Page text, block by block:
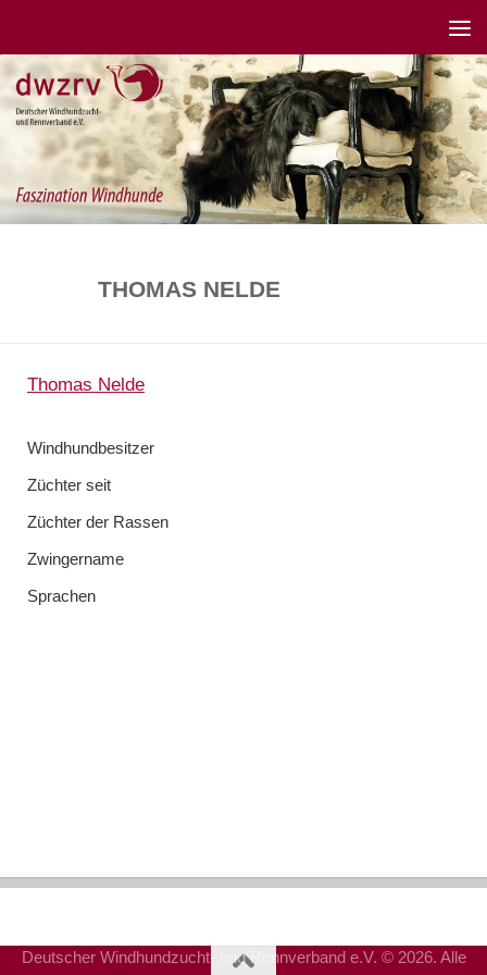
THOMAS NELDE
Thomas Nelde
Windhundbesitzer
Züchter seit
Züchter der Rassen
Zwingername
Sprachen
Deutscher Windhundzucht- und Rennverband e.V. © 2026. Alle